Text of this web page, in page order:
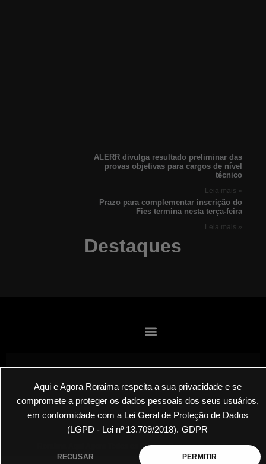
Aqui e Agora Roraima respeita a sua privacidade e se
compromete a proteger os dados pessoais dos seus usuários,
em conformidade com a Lei Geral de Proteção de Dados
(LGPD - Lei nº 13.709/2018). GDPR
RECUSAR PERMITIR
Destaques
ALERR divulga resultado preliminar das
provas objetivas para cargos de nível
técnico
Leia mais »
Prazo para complementar inscrição do
Fies termina nesta terça-feira
Leia mais »
Envie suas denúncias por E-mail
Roraima Aqui Agora Todos os Direitos Reservados 2025